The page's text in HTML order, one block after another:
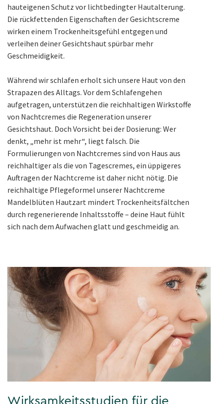
hauteigenen Schutz vor lichtbedingter Hautalterung.
Die rückfettenden Eigenschaften der Gesichtscreme
wirken einem Trockenheitsgefühl entgegen und
verleihen deiner Gesichtshaut spürbar mehr
Geschmeidigkeit.
Während wir schlafen erholt sich unsere Haut von den
Strapazen des Alltags. Vor dem Schlafengehen
aufgetragen, unterstützen die reichhaltigen Wirkstoffe
von Nachtcremes die Regeneration unserer
Gesichtshaut. Doch Vorsicht bei der Dosierung: Wer
denkt, „mehr ist mehr“, liegt falsch. Die
Formulierungen von Nachtcremes sind von Haus aus
reichhaltiger als die von Tagescremes, ein üppigeres
Auftragen der Nachtcreme ist daher nicht nötig. Die
reichhaltige Pflegeformel unserer Nachtcreme
Mandelblüten Hautzart mindert Trockenheitsfältchen
durch regenerierende Inhaltsstoffe – deine Haut fühlt
sich nach dem Aufwachen glatt und geschmeidig an.
Wirksamkeitsstudien für die